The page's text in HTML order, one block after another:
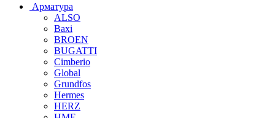
Арматура
ALSO
Baxi
BROEN
BUGATTI
Cimberio
Global
Grundfos
Hermes
HERZ